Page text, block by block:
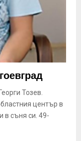
Тозев.
център в
в съня си. 49-